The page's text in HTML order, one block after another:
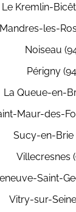
Le Kremlin-
Mandres-les-
Noiseau
Périgny
La Queue-en-
Maur-des-
Sucy-en-Brie
Villecresnes
Saint-
Vitry-sur-